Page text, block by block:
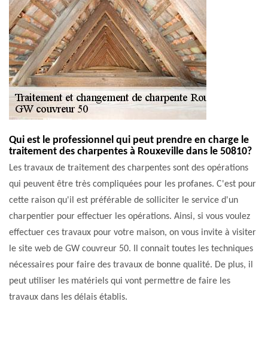
Qui est le professionnel qui peut prendre en charge le
traitement des charpentes à Rouxeville dans le 50810?
Les travaux de traitement des charpentes sont des opérations
qui peuvent être très compliquées pour les profanes. C'est pour
cette raison qu'il est préférable de solliciter le service d'un
charpentier pour effectuer les opérations. Ainsi, si vous voulez
effectuer ces travaux pour votre maison, on vous invite à visiter
le site web de GW couvreur 50. Il connait toutes les techniques
nécessaires pour faire des travaux de bonne qualité. De plus, il
peut utiliser les matériels qui vont permettre de faire les
travaux dans les délais établis.